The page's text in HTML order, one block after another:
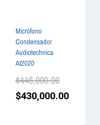
Micrófono
Condensador
Audiotechnica
At2020
$446,000.00
$430,000.00